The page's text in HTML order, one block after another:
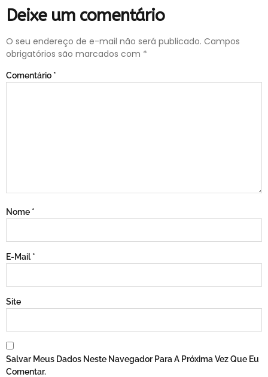
Deixe um comentário
O seu endereço de e-mail não será publicado. Campos
obrigatórios são marcados com *
Comentário *
Nome *
E-Mail*
Site
Salvar Meus Dados Neste Navegador Para A Próxima Vez Que Eu
Comentar.